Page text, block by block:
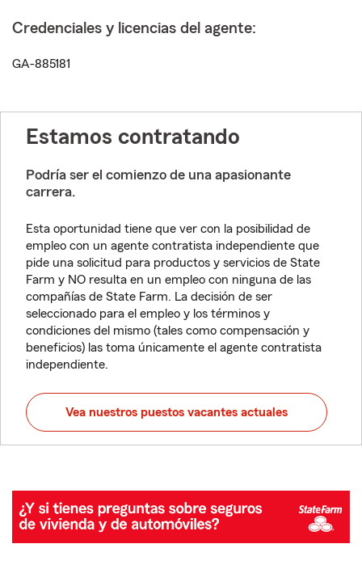
Credenciales y licencias del agente:
GA-885181
Estamos contratando
Podría ser el comienzo de una apasionante
carrera.
Esta oportunidad tiene que ver con la posibilidad de
empleo con un agente contratista independiente que
pide una solicitud para productos y servicios de State
Farm y NO resulta en un empleo con ninguna de las
compañías de State Farm. La decisión de ser
seleccionado para el empleo y los términos y
condiciones del mismo (tales como compensación y
beneficios) las toma únicamente el agente contratista
independiente.
Vea nuestros puestos vacantes actuales